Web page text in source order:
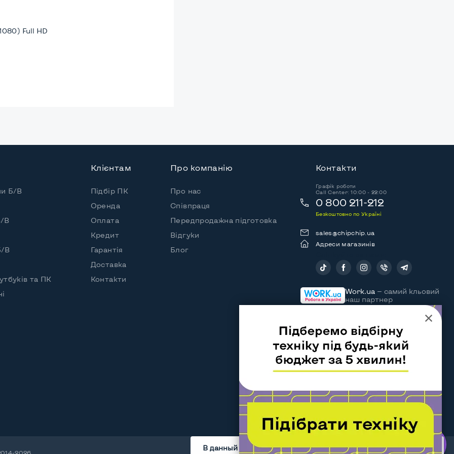
Full HD
i5-1135G7
8 потоків
2280
GB
В данный момент 5 пользователя просматривают этот товар
Б/В
В
В
та ПК
Клієнтам
Підбір ПК
Оренда
Оплата
Кредит
Гарантія
Доставка
Контакти
Про компанію
Про нас
Співпраця
Передпродажна підготовка
Відгуки
Блог
Контакти
Графік роботи
Call Center: 10:00 - 22:00
0 800 211-212
Безкоштовно по Україні
sales@chipchip.ua
Адреси магазинів
Work.ua — самий кльовий
наш партнер
2026 Договір оферти